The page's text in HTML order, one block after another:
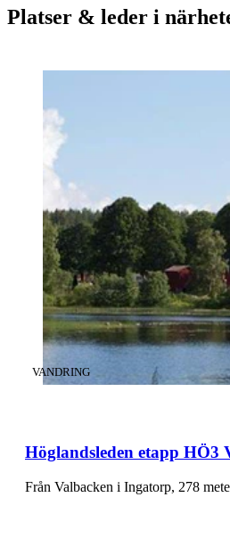
Platser & leder i
Höglandsleden etapp HÖ3
KATEGORI:
VANDRING
Från Valbacken i Ingatorp, 278